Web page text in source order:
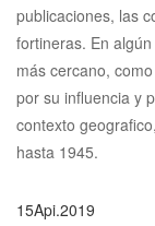
publicaciones, las
fortineras. En
más cercano,
por su influencia y
contexto
hasta 1945.
15Api.2019